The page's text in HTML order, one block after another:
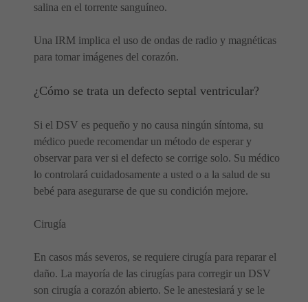
salina en el torrente sanguíneo.
Una IRM implica el uso de ondas de radio y magnéticas
para tomar imágenes del corazón.
¿Cómo se trata un defecto septal ventricular?
Si el DSV es pequeño y no causa ningún síntoma, su
médico puede recomendar un método de esperar y
observar para ver si el defecto se corrige solo. Su médico
lo controlará cuidadosamente a usted o a la salud de su
bebé para asegurarse de que su condición mejore.
Cirugía
En casos más severos, se requiere cirugía para reparar el
daño. La mayoría de las cirugías para corregir un DSV
son cirugía a corazón abierto. Se le anestesiará y se le